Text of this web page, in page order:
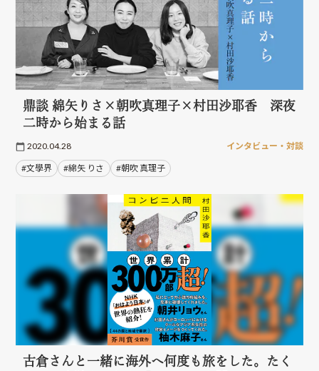
鼎談 綿矢りさ×朝吹真理子×村田沙耶香 深夜
二時から始まる話
2020.04.28 インタビュー・対談
#文學界 #綿矢 りさ #朝吹 真理子
古倉さんと一緒に海外へ何度も旅をした。たく